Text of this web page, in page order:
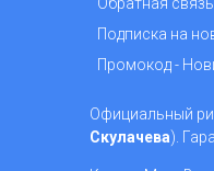
Обратная связь
Подписка на
Промокод -
Официальный
Скулачева).